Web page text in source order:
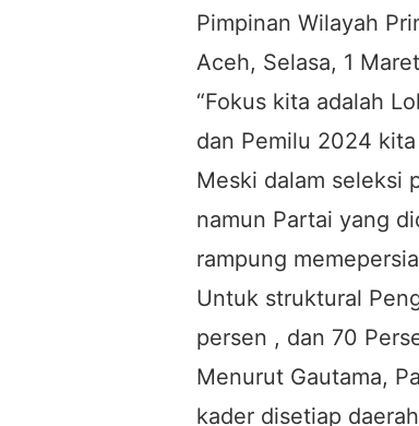
Pimpinan Wilayah
Aceh, Selasa, 1
“Fokus kita adalah
dan Pemilu 2024 kita
Meski dalam seleksi
namun Partai yang
rampung
Untuk struktural
persen , dan 70
Menurut Gautama,
kader disetiap